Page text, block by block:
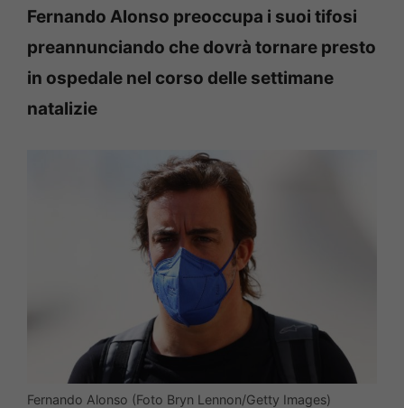
Fernando Alonso preoccupa i suoi tifosi
preannunciando che dovrà tornare presto
in ospedale nel corso delle settimane
natalizie
Fernando Alonso (Foto Bryn Lennon/Getty Images)